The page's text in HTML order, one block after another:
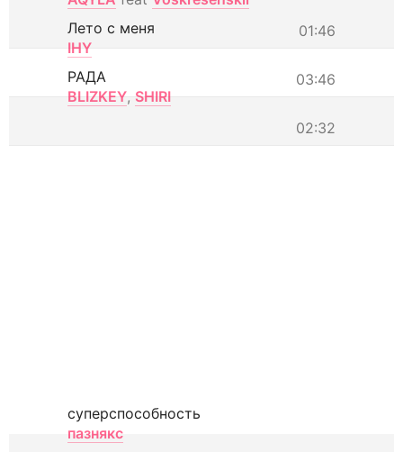
01:46
Лето с меня
IHY
03:46
РАДА
BLIZKEY, SHIRI
02:32
суперспособность
пазнякс